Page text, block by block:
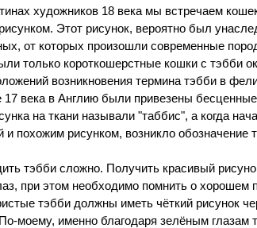
художников 18 века мы встречаем
Этот рисунок, вероятно был
от которых произошли современные
только короткошерстные кошки с тэбби
возникновения термина тэбби в
17 века в Англию были привезены
на ткани называли "таббис", а когда
и похожим рисунком, возникло обозначение
тэбби сложно. Получить красивый
при этом необходимо помнить о хорошем
тэбби должны иметь чёткий рисунок
моему, именно благодаря зелёным глазам